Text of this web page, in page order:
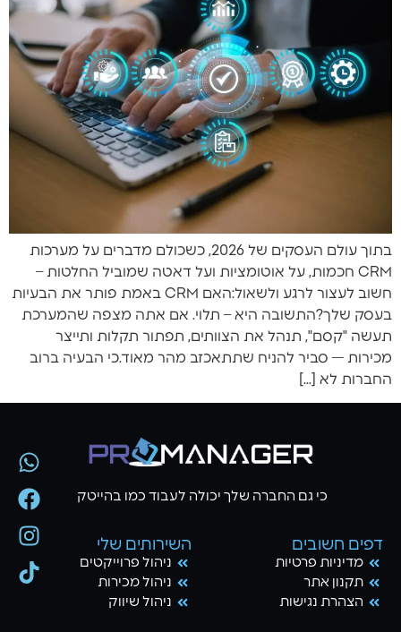
בתוך עולם העסקים של 2026, כשכולם מדברים על מערכות
CRM חכמות, על אוטומציות ועל דאטה שמוביל החלטות –
חשוב לעצור לרגע ולשאול:האם CRM באמת פותר את הבעיות
בעסק שלך?התשובה היא – תלוי. אם אתה מצפה שהמערכת
תעשה "קסם", תנהל את הצוותים, תפתור תקלות ותייצר
מכירות — סביר להניח שתתאכזב מהר מאוד.כי הבעיה ברוב
החברות לא […]
כי גם החברה שלך יכולה לעבוד כמו בהייטק
דפים חשובים
מדיניות פרטיות
תקנון אתר
הצהרת נגישות
השירותים שלי
ניהול פרוייקטים
ניהול מכירות
ניהול שיווק